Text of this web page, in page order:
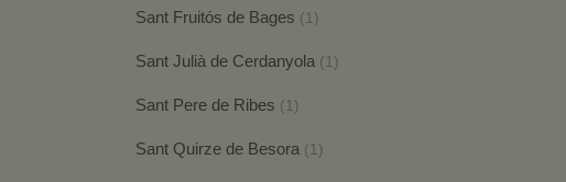
Sant Fruitós de Bages (1)
Sant Julià de Cerdanyola (1)
Sant Pere de Ribes (1)
Sant Quirze de Besora (1)